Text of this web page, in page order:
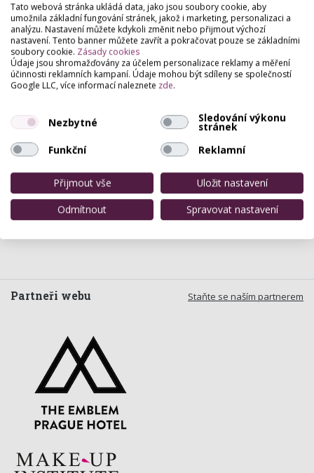
Staňte se naším partnerem
Partneři webu
Tato webová stránka ukládá data, jako jsou soubory cookie, aby
umožnila základní fungování stránek, jakož i marketing, personalizaci a
analýzu. Nastavení můžete kdykoli změnit nebo přijmout výchozí
nastavení. Tento banner můžete zavřít a pokračovat pouze se základními
soubory cookie. Zásady cookies
Údaje jsou shromažďovány za účelem personalizace reklamy a měření
účinnosti reklamních kampaní. Údaje mohou být sdíleny se společností
Google LLC, více informací naleznete zde.
Nezbytné Sledování výkonu
stránek
Funkční
Reklamní
Přijmout vše
Uložit nastavení
Odmítnout
Spravovat nastavení